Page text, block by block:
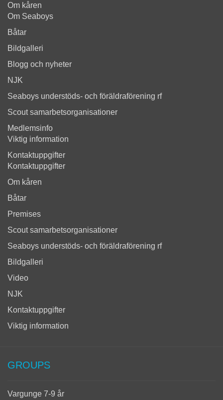
Om kåren
Om Seaboys
Båtar
Bildgalleri
Blogg och nyheter
NJK
Seaboys understöds- och föräldraförening rf
Scout samarbetsorganisationer
Medlemsinfo
Viktig information
Kontaktuppgifter
Kontaktuppgifter
Om kåren
Båtar
Premises
Scout samarbetsorganisationer
Seaboys understöds- och föräldraförening rf
Bildgalleri
Video
NJK
Kontaktuppgifter
Viktig information
GROUPS
Vargunge 7-9 år